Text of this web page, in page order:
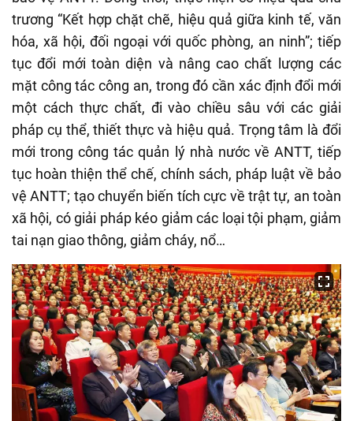
trương “Kết hợp chặt chẽ, hiệu quả giữa kinh tế, văn
hóa, xã hội, đối ngoại với quốc phòng, an ninh”; tiếp
tục đổi mới toàn diện và nâng cao chất lượng các
mặt công tác công an, trong đó cần xác định đổi mới
một cách thực chất, đi vào chiều sâu với các giải
pháp cụ thể, thiết thực và hiệu quả. Trọng tâm là đổi
mới trong công tác quản lý nhà nước về ANTT, tiếp
tục hoàn thiện thể chế, chính sách, pháp luật về bảo
vệ ANTT; tạo chuyển biến tích cực về trật tự, an toàn
xã hội, có giải pháp kéo giảm các loại tội phạm, giảm
tai nạn giao thông, giảm cháy, nổ…